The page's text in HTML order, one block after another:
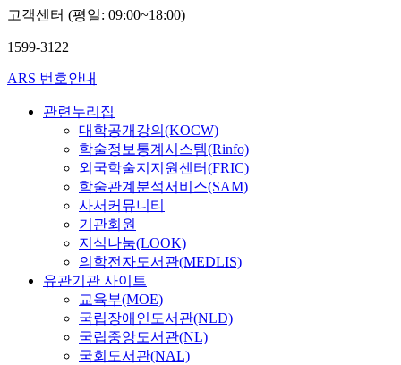
고객센터 (평일: 09:00~18:00)
1599-3122
ARS 번호안내
관련누리집
대학공개강의(KOCW)
학술정보통계시스템(Rinfo)
외국학술지지원센터(FRIC)
학술관계분석서비스(SAM)
사서커뮤니티
기관회원
지식나눔(LOOK)
의학전자도서관(MEDLIS)
유관기관 사이트
교육부(MOE)
국립장애인도서관(NLD)
국립중앙도서관(NL)
국회도서관(NAL)